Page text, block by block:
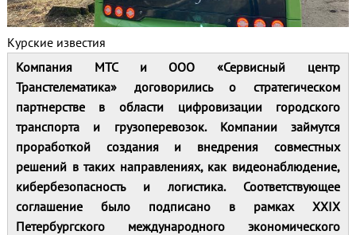
Курские известия
Компания МТС и ООО «Сервисный центр
Транстелематика» договорились о стратегическом
партнерстве в области цифровизации городского
транспорта и грузоперевозок. Компании займутся
проработкой создания и внедрения совместных
решений в таких направлениях, как видеонаблюдение,
кибербезопасность и логистика. Соответствующее
соглашение было подписано в рамках XXIX
Петербургского международного экономического